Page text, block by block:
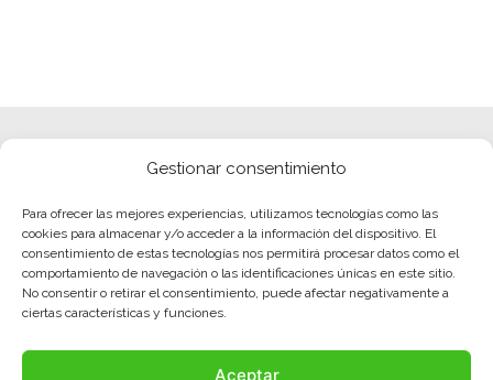
Gestionar consentimiento
Para ofrecer las mejores experiencias, utilizamos tecnologías como las
cookies para almacenar y/o acceder a la información del dispositivo. El
consentimiento de estas tecnologías nos permitirá procesar datos como el
comportamiento de navegación o las identificaciones únicas en este sitio.
No consentir o retirar el consentimiento, puede afectar negativamente a
ciertas características y funciones.
Aceptar